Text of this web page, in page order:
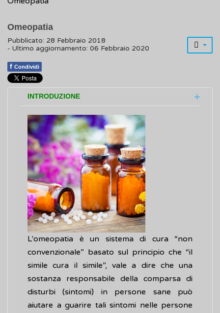
Omeopatia
Pubblicato: 28 Febbraio 2018
- Ultimo aggiornamento: 06 Febbraio 2020
f Condividi
INTRODUZIONE
L'omeopatia è un sistema di cura “non
convenzionale” basato sul principio che “il
simile cura il simile”, vale a dire che una
sostanza responsabile della comparsa di
disturbi (sintomi) in persone sane può
aiutare a guarire tali sintomi nelle persone